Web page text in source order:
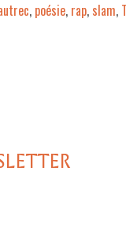
, poésie, rap, slam,